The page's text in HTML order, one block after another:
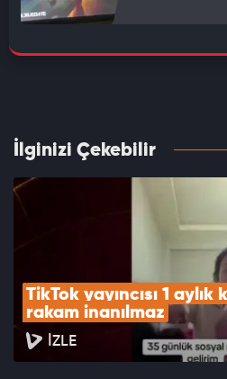
İlginizi Çekebilir
TikTok yayıncısı 1 aylık
rakam inanılmaz
İZLE